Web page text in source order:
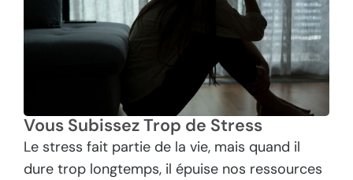
Vous Subissez Trop de Stress
Le stress fait partie de la vie, mais quand il
dure trop longtemps, il épuise nos ressources